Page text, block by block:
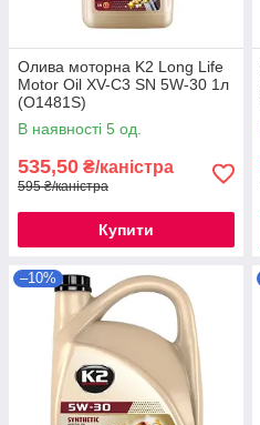
Олива моторна K2 Long Life
Motor Oil XV-C3 SN 5W-30 1л
(O1481S)
В наявності 5 од.
535,50 ₴/каністра
595 ₴/каністра
Купити
–10%